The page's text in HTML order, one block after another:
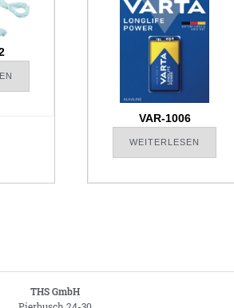
VAR-1006
WEITERLESEN
THS GmbH